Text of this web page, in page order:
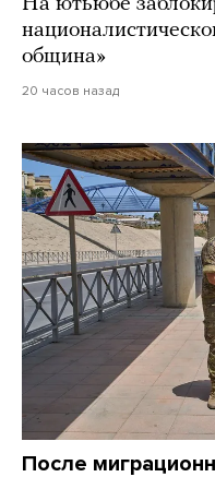
община»
20 часов назад
После